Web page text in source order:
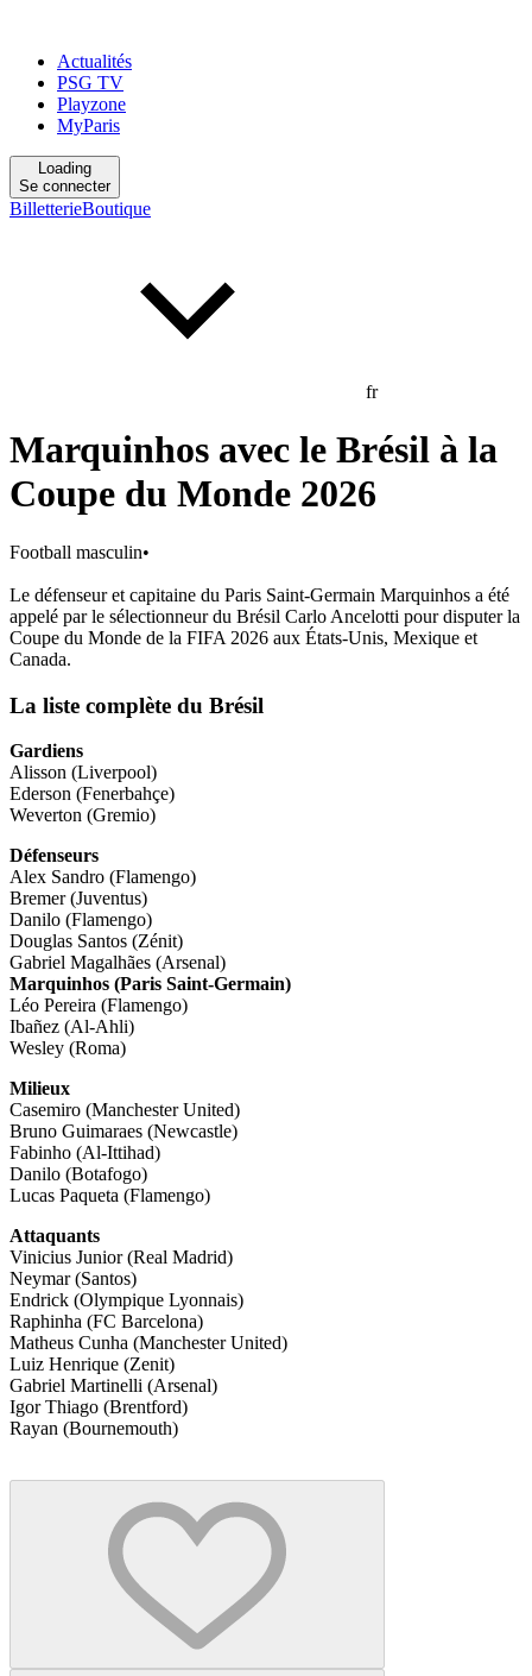
Actualités
PSG TV
Playzone
MyParis
Loading
Se connecter
BilletterieBoutique
fr
Marquinhos avec le Brésil à la
Coupe du Monde 2026
Football masculin•
Le défenseur et capitaine du Paris Saint-Germain Marquinhos a été
appelé par le sélectionneur du Brésil Carlo Ancelotti pour disputer la
Coupe du Monde de la FIFA 2026 aux États-Unis, Mexique et
Canada.
La liste complète du Brésil
Gardiens
Alisson (Liverpool)
Ederson (Fenerbahçe)
Weverton (Gremio)
Défenseurs
Alex Sandro (Flamengo)
Bremer (Juventus)
Danilo (Flamengo)
Douglas Santos (Zénit)
Gabriel Magalhães (Arsenal)
Marquinhos (Paris Saint-Germain)
Léo Pereira (Flamengo)
Ibañez (Al-Ahli)
Wesley (Roma)
Milieux
Casemiro (Manchester United)
Bruno Guimaraes (Newcastle)
Fabinho (Al-Ittihad)
Danilo (Botafogo)
Lucas Paqueta (Flamengo)
Attaquants
Vinicius Junior (Real Madrid)
Neymar (Santos)
Endrick (Olympique Lyonnais)
Raphinha (FC Barcelona)
Matheus Cunha (Manchester United)
Luiz Henrique (Zenit)
Gabriel Martinelli (Arsenal)
Igor Thiago (Brentford)
Rayan (Bournemouth)